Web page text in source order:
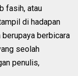
fasih, atau
di hadapan
berbicara
seolah
penulis,